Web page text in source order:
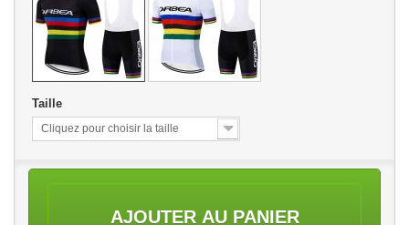
Taille
Cliquez pour choisir la taille
AJOUTER AU PANIER